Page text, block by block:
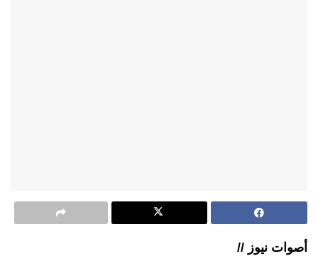
أصوات نيوز //